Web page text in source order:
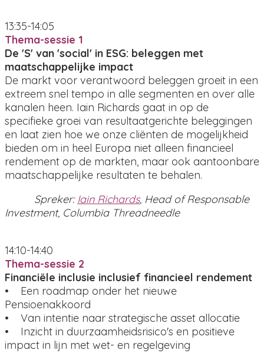
13:35-14:05
Thema-sessie 1
De 'S' van 'social' in ESG: beleggen met
maatschappelijke impact
De markt voor verantwoord beleggen groeit in een
extreem snel tempo in alle segmenten en over alle
kanalen heen. Iain Richards gaat in op de
specifieke groei van resultaatgerichte beleggingen
en laat zien hoe we onze cliënten de mogelijkheid
bieden om in heel Europa niet alleen financieel
rendement op de markten, maar ook aantoonbare
maatschappelijke resultaten te behalen.
Spreker:Iain Richards, Head of Responsable
Investment, Columbia Threadneedle
14:10-14:40
Thema-sessie 2
Financiële inclusie inclusief financieel rendement
• Een roadmap onder het nieuwe
Pensioenakkoord
• Van intentie naar strategische asset allocatie
• Inzicht in duurzaamheidsrisico's en positieve
impact in lijn met wet- en regelgeving